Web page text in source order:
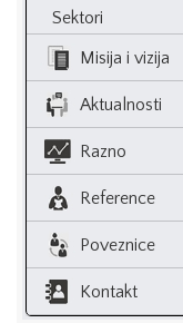
Sektori
Misija i vizija
Aktualnosti
Razno
Reference
Poveznice
Kontakt